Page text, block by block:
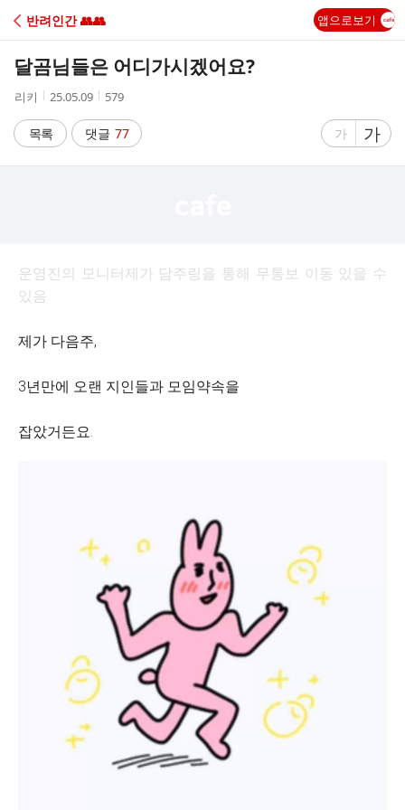
C
A
반려인간 👥👥 앱으로보기
달곰님들은 어디가시겠어요?
작
자
리키
작
시
간
25.05.09
조
수
579
목록 댓글 77
글
게
가
글
자
게
가
운영진의 모니터제가 담주링을 통해 무통보 이동 있을 수
있음
제가 다음주,
3년만에 오랜 지인들과 모임약속을
잡았거든요.